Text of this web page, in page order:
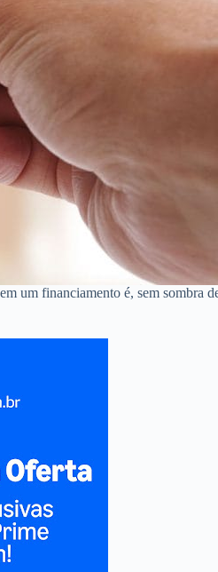
um financiamento é, sem sombra